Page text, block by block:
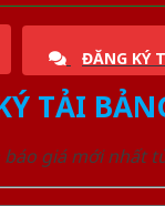
ĐĂNG KÝ
TẢI
giá mới nhất